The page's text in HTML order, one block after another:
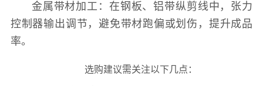
金属带材加工：在钢板、铝带纵剪线中，张力
控制器输出调节，避免带材跑偏或划伤，提升成品
率。
选购建议需关注以下几点：